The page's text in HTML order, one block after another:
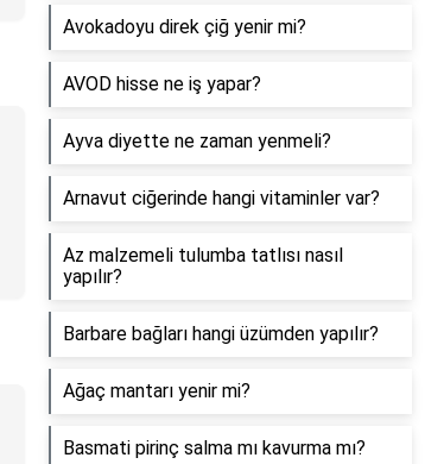
Avokadoyu direk çiğ yenir mi?
AVOD hisse ne iş yapar?
Ayva diyette ne zaman yenmeli?
Arnavut ciğerinde hangi vitaminler var?
Az malzemeli tulumba tatlısı nasıl
yapılır?
Barbare bağları hangi üzümden yapılır?
Ağaç mantarı yenir mi?
Basmati pirinç salma mı kavurma mı?